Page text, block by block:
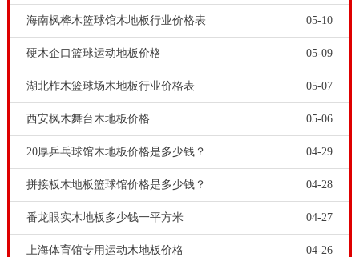
水泥和沥青或其他场地虽说比较经济，但却容易出现伤
害事故，也无法让球员充分发挥实力。
实木运动地板能
有效地抗震，减少震动，隔音；实木运动地板能减少运
动员在地板上因弹跳所带来的震伤。具有运动、保护、
技术三大功能。此外，实木地板还拥有良好的环境适应
性，外观亮丽、耐用、维护简单方便的特点。舞台木地
板品牌-上海体育馆专用运动木地板价格，运动场馆工程
项目商和招标方盆友，在购置体育文化木地板的情况
海南枫桦木篮球馆木地板行业价格表 05-10
硬木企口篮球运动地板价格 05-09
湖北柞木篮球场木地板行业价格表 05-07
西安枫木舞台木地板价格 05-06
20厚乒乓球馆木地板价格是多少钱？ 04-29
拼接板木地板篮球馆价格是多少钱？ 04-28
番龙眼实木地板多少钱一平方米 04-27
上海体育馆专用运动木地板价格 04-26